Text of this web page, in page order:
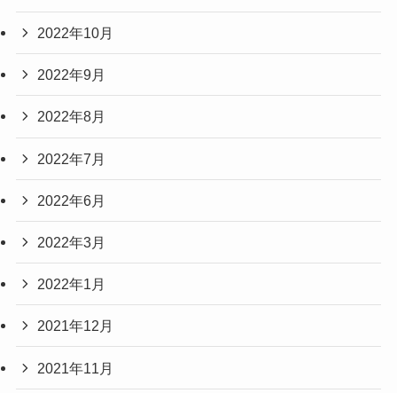
2022年10月
2022年9月
2022年8月
2022年7月
2022年6月
2022年3月
2022年1月
2021年12月
2021年11月